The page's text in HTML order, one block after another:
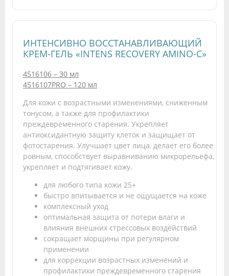
ИНТЕНСИВНО ВОССТАНАВЛИВАЮЩИЙ
КРЕМ-ГЕЛЬ «INTENS RECOVERY AMINO-C»
4516106 – 30 мл
4516107PRO – 120 мл
Для кожи с возрастными изменениями, сниженным
тонусом, а также для профилактики
преждевременного старения. Укрепляет
антиоксидантную защиту клеток и защищает от
фотостарения. Улучшает цвет лица, делает его более
ровным, способствует выравниванию микрорельефа,
укрепляет и подтягивает кожу.
для любого типа кожи 25+
быстро впитывается и не ощущается на коже
комплексный уход
оптимальная защита от потери влаги и
влияния внешних стрессовых воздействий
сокращает морщины при регулярном
применении
для коррекции возрастных изменений и
профилактики преждевременного старения